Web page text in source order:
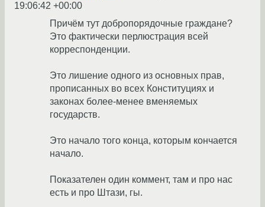
19:06:42 +00:00
Причём тут добропорядочные граждане?
Это фактически перлюстрация всей
корреспонденции.
Это лишение одного из основных прав,
прописанных во всех Конституциях и
законах более-менее вменяемых
государств.
Это начало того конца, которым кончается
начало.
Показателен один коммент, там и про нас
есть и про Штази, гы.